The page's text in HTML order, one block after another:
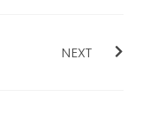
NEXT